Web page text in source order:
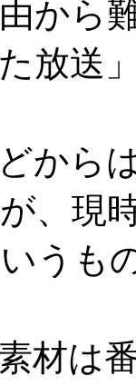
から
放送
から
、現
うも
材は